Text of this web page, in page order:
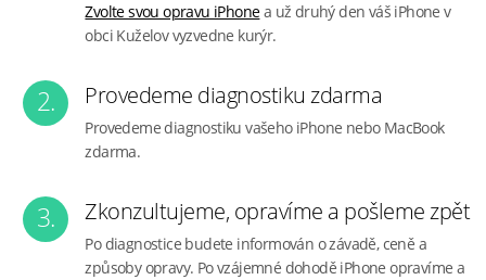
Zvolte svou opravu iPhonea už druhý den váš iPhone v
obci Kuželov vyzvedne kurýr.
2. Provedeme diagnostiku zdarma
Provedeme diagnostiku vašeho iPhone nebo MacBook
zdarma.
3. Zkonzultujeme, opravíme a pošleme zpět
Po diagnostice budete informován o závadě, ceně a
způsoby opravy. Po vzájemné dohodě iPhone opravíme a